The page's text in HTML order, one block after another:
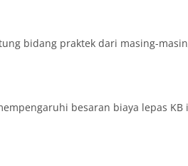
bidang praktek dari masing-
besaran biaya lepas